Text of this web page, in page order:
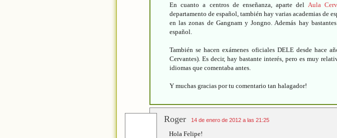
En cuanto a centros de enseñanza, aparte del Aula
departamento de español, también hay varias academias de
en las zonas de Gangnam y Jongno. Además hay
español.
También se hacen exámenes oficiales DELE desde hace
Cervantes). Es decir, hay bastante interés, pero es muy
idiomas que comentaba antes.
Y muchas gracias por tu comentario tan halagador!
Roger 14 de enero de 2012 a las 21:25
Hola Felipe!